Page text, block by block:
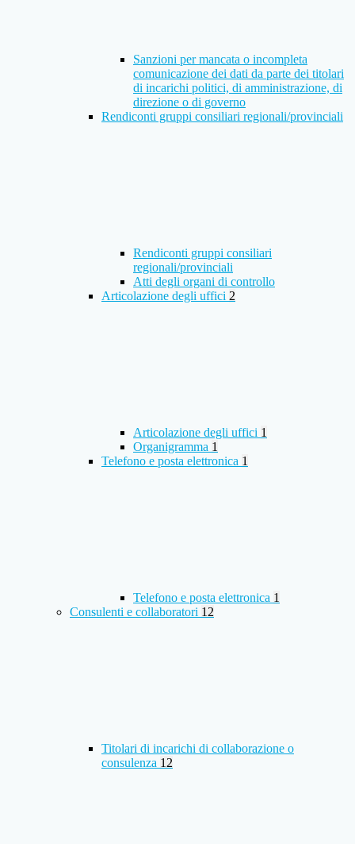
Sanzioni per mancata o incompleta
comunicazione dei dati da parte dei titolari
di incarichi politici, di amministrazione, di
direzione o di governo
Rendiconti gruppi consiliari regionali/provinciali
Rendiconti gruppi consiliari
regionali/provinciali
Atti degli organi di controllo
Articolazione degli uffici 2
Articolazione degli uffici 1
Organigramma 1
Telefono e posta elettronica 1
Telefono e posta elettronica 1
Consulenti e collaboratori 12
Titolari di incarichi di collaborazione o
consulenza 12